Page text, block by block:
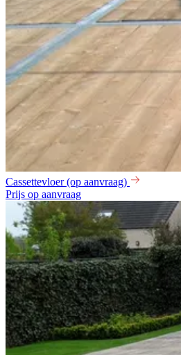
Cassettevloer (op aanvraag)
Prijs op aanvraag